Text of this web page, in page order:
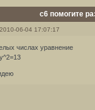
с6 помогите
2010-06-04 17:07:17
числах уравнение